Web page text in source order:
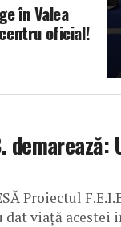
în Valea
oficial!
Proiectul
dat viață acestei